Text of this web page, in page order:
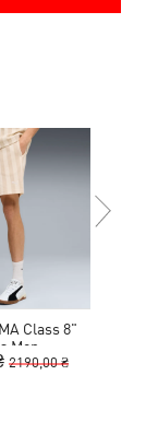
Class 8"
Men
2190,00 ₴